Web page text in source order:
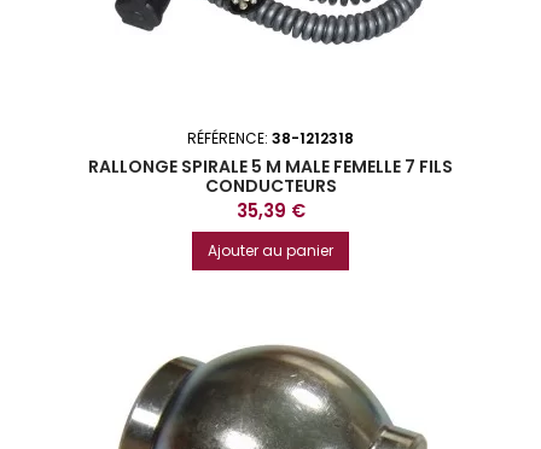
RÉFÉRENCE: 38-1212318
RALLONGE SPIRALE 5 M MALE FEMELLE 7 FILS
CONDUCTEURS
Prix
35,39 €
Ajouter au panier